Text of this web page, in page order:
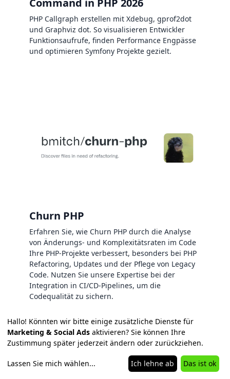
Command in PHP 2026
PHP Callgraph erstellen mit Xdebug, gprof2dot
und Graphviz dot. So visualisieren Entwickler
Funktionsaufrufe, finden Performance Engpässe
und optimieren Symfony Projekte gezielt.
Churn PHP
Erfahren Sie, wie Churn PHP durch die Analyse
von Änderungs- und Komplexitätsraten im Code
Ihre PHP-Projekte verbessert, besonders bei PHP
Refactoring, Updates und der Pflege von Legacy
Code. Nutzen Sie unsere Expertise bei der
Integration in CI/CD-Pipelines, um die
Codequalität zu sichern.
Hallo! Könnten wir bitte einige zusätzliche Dienste für
Marketing & Social Ads aktivieren? Sie können Ihre
Zustimmung später jederzeit ändern oder zurückziehen.
Lassen Sie mich wählen... Ich lehne ab Das ist ok